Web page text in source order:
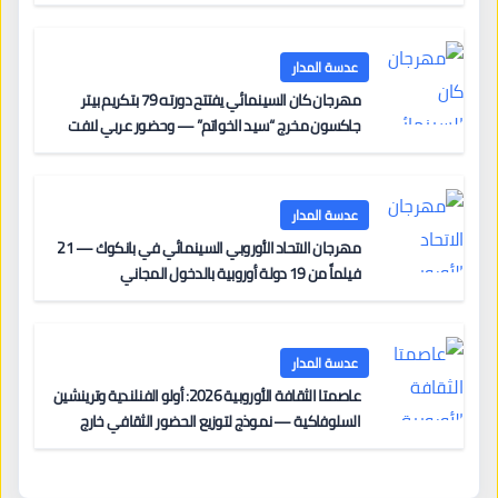
عدسة المدار
مهرجان كان السينمائي يفتتح دورته 79 بتكريم بيتر
جاكسون مخرج “سيد الخواتم” — وحضور عربي لافت
عدسة المدار
مهرجان الاتحاد الأوروبي السينمائي في بانكوك — 21
فيلماً من 19 دولة أوروبية بالدخول المجاني
عدسة المدار
عاصمتا الثقافة الأوروبية 2026: أولو الفنلندية وترينشين
السلوفاكية — نموذج لتوزيع الحضور الثقافي خارج